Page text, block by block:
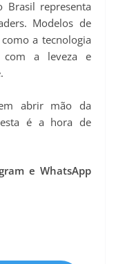
Brasil representa
Modelos de
a tecnologia
com a leveza e
abrir mão da
esta é a hora de
e WhatsApp